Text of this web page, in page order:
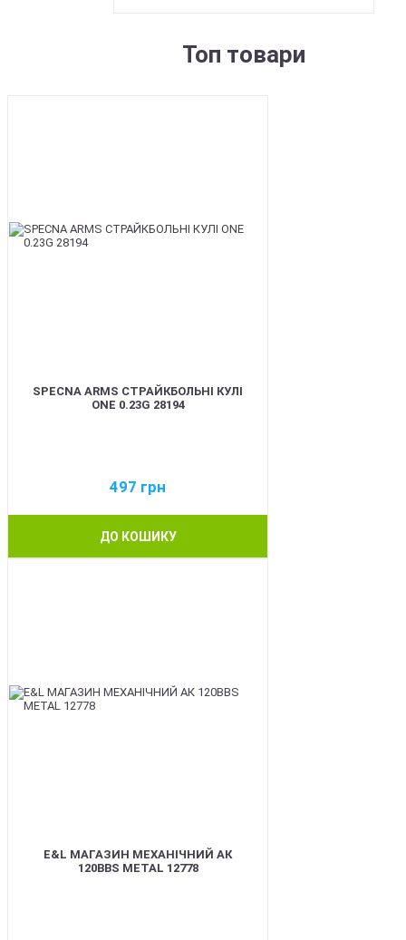
Топ товари
SPECNA ARMS СТРАЙКБОЛЬНІ КУЛІ
ONE 0.23G 28194
497 грн
ДО КОШИКУ
E&L МАГАЗИН МЕХАНІЧНИЙ АК
120BBS METAL 12778